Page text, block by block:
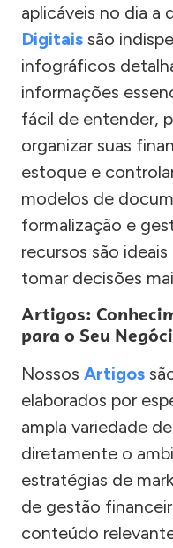
aplicáveis no dia a
Digitais são
infográficos
informações
fácil de entender,
organizar suas
estoque e
modelos de
formalização e
recursos são
tomar decisões
Artigos:
para o Seu
Nossos Artigos
elaborados por
ampla variedade
diretamente o
estratégias de
de gestão
conteúdo